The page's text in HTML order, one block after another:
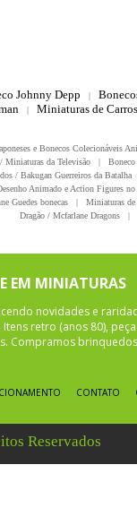
Johnny Depp |
| Miniaturas de
e Bonecos Colecionáveis
Miniaturas da Televisão |
/ Bakugan Guerreiros da Batalha
Animado e Action Figures
Guedes bonecas |
Miniaturas
Dragão / Mcfarlane Dragons
|
EM MINIATURAS
novidades e
retro (anos 80),
Compramos
CONTATO
Reservados